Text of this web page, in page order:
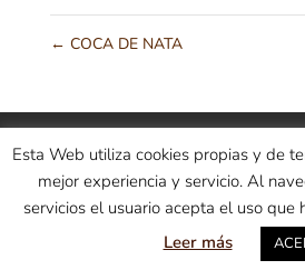
← COCA DE NATA
Entrega
Política de Cookies
Aviso Legal
Trabaja
Esta Web utiliza cookies propias y de
mejor experiencia y servicio. Al
servicios el usuario acepta el uso que
Leer más